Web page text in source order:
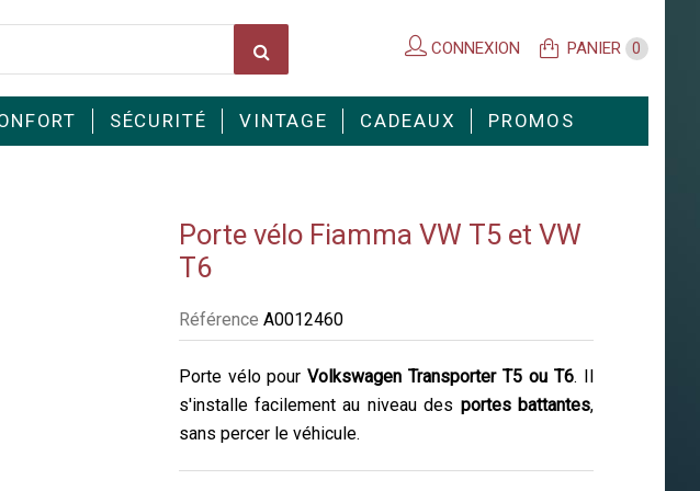
CONNEXION PANIER 0
SÉCURITÉ VINTAGE CADEAUX PROMOS
Porte vélo Fiamma VW T5 et VW
T6
Référence A0012460
Porte vélo pourVolkswagen Transporter T5 ou T6. Il
s'installe facilement au niveau des portes battantes,
sans percer le véhicule.